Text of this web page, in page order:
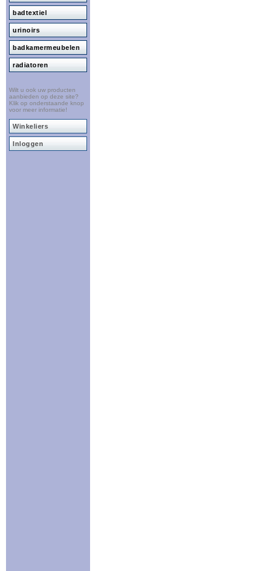
badtextiel
urinoirs
badkamermeubelen
radiatoren
Wilt u ook uw producten
aanbieden op deze site?
Klik op onderstaande knop
voor meer informatie!
Winkeliers
Inloggen